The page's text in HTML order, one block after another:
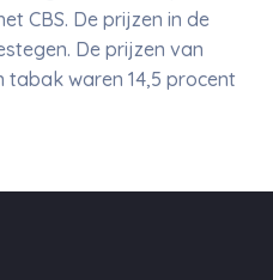
CBS. De prijzen in de
De prijzen van
tabak waren 14,5 procent